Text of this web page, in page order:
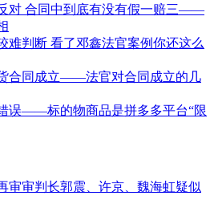
对 合同中到底有没有假一赔三——
难判断 看了邓鑫法官案例你还这么
合同成立——法官对合同成立的几
误——标的物商品是拼多多平台“限
审审判长郭震、许京、魏海虹疑似